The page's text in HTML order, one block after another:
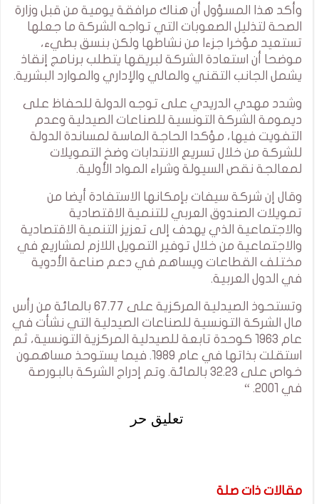
وأكد هذا المسؤول أن هناك مرافقة يومية من قبل وزارة
الصحة لتذليل الصعوبات التي تواجه الشركة ما جعلها
تستعيد مؤخرا جزءا من نشاطها ولكن بنسق بطيء،
موضحا أن استعادة الشركة لبريقها يتطلب برنامج إنقاذ
يشمل الجانب التقني والمالي والإداري والموارد البشرية.
وشدد مهدي الدريدي على توجه الدولة للحفاظ على
ديمومة الشركة التونسية للصناعات الصيدلية وعدم
التفويت فيها، مؤكدا الحاجة الماسة لمساندة الدولة
للشركة من خلال تسريع الانتدابات وضخ التمويلات
لمعالجة نقص السيولة وشراء المواد الأولية.
وقال إن شركة سيفات بإمكانها الاستفادة أيضا من
تمويلات الصندوق العربي للتنمية الاقتصادية
والاجتماعية الذي يهدف إلى تعزيز التنمية الاقتصادية
والاجتماعية من خلال توفير التمويل اللازم لمشاريع في
مختلف القطاعات ويساهم في دعم صناعة الأدوية
في الدول العربية.
وتستحوذ الصيدلية المركزية على 67.77 بالمائة من رأس
مال الشركة التونسية للصناعات الصيدلية التي نشأت في
عام 1963 كوحدة تابعة للصيدلية المركزية التونسية، ثم
استقلت بذاتها في عام 1989. فيما يستوحذ مساهمون
خواص على 32.23 بالمائة. وتم إدراج الشركة بالبورصة
في 2001. “
تعليق حر
مقالات ذات صلة